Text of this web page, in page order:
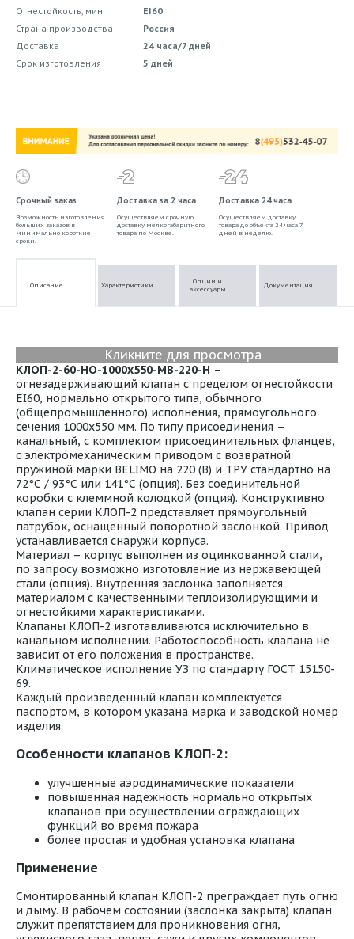
Огнестойкость, мин
EI60
Страна производства
Россия
Доставка
24 часа/7 дней
Срок изготовления
5 дней
Срочный заказ
Возможность изготовления
больших заказов в
минимально короткие
сроки.
Доставка за 2 часа
Осуществляем срочную
доставку мелкогабаритного
товара по Москве.
Доставка 24 часа
Осуществляем доставку
товара до объекта 24 часа 7
дней в неделю.
Описание Характеристики
Опции и
аксессуары
Документация
Кликните для просмотра
КЛОП-2-60-НО-1000х550-МВ-220-Н –
огнезадерживающий клапан с пределом огнестойкости
EI60, нормально открытого типа, обычного
(общепромышленного) исполнения, прямоугольного
сечения 1000х550 мм. По типу присоединения –
канальный, с комплектом присоединительных фланцев,
с электромеханическим приводом с возвратной
пружиной марки BELIMO на 220 (В) и ТРУ стандартно на
72°С / 93°С или 141°С (опция). Без соединительной
коробки с клеммной колодкой (опция). Конструктивно
клапан серии КЛОП-2 представляет прямоугольный
патрубок, оснащенный поворотной заслонкой. Привод
устанавливается снаружи корпуса.
Материал – корпус выполнен из оцинкованной стали,
по запросу возможно изготовление из нержавеющей
стали (опция). Внутренняя заслонка заполняется
материалом с качественными теплоизолирующими и
огнестойкими характеристиками.
Клапаны КЛОП-2 изготавливаются исключительно в
канальном исполнении. Работоспособность клапана не
зависит от его положения в пространстве.
Климатическое исполнение УЗ по стандарту ГОСТ 15150-
69.
Каждый произведенный клапан комплектуется
паспортом, в котором указана марка и заводской номер
изделия.
Особенности клапанов КЛОП-2:
улучшенные аэродинамические показатели
повышенная надежность нормально открытых
клапанов при осуществлении ограждающих
функций во время пожара
более простая и удобная установка клапана
Применение
Смонтированный клапан КЛОП-2 преграждает путь огню
и дыму. В рабочем состоянии (заслонка закрыта) клапан
служит препятствием для проникновения огня,